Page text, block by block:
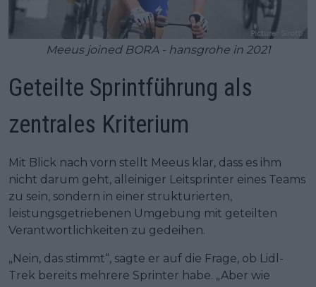
Meeus joined BORA - hansgrohe in 2021
Geteilte Sprintführung als
zentrales Kriterium
Mit Blick nach vorn stellt Meeus klar, dass es ihm
nicht darum geht, alleiniger Leitsprinter eines Teams
zu sein, sondern in einer strukturierten,
leistungsgetriebenen Umgebung mit geteilten
Verantwortlichkeiten zu gedeihen.
„Nein, das stimmt“, sagte er auf die Frage, ob Lidl-
Trek bereits mehrere Sprinter habe. „Aber wie